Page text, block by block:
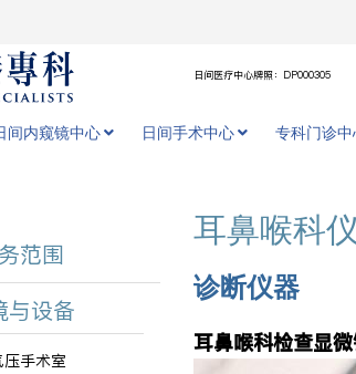
日间医疗中心牌照：DP000305
间内窥镜中心 日间手术中心 专科门诊中
范围
与设备
手术室
耳鼻喉科
诊断仪器
耳鼻喉科检查显